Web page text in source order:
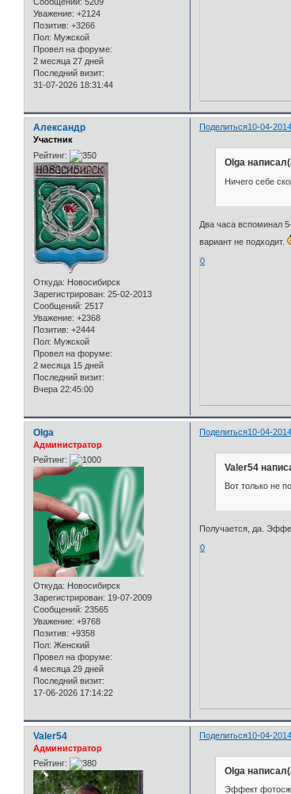
Уважение: +2124
Позитив: +3266
Пол: Мужской
Провел на форуме:
2 месяца 27 дней
Последний визит:
31-07-2026 18:31:44
Поделиться10-04-
Александр
Участник
Рейтинг:
Откуда: Новосибирск
Зарегистрирован: 25-02-2013
Сообщений: 2517
Уважение: +2368
Позитив: +2444
Пол: Мужской
Провел на форуме:
2 месяца 15 дней
Последний визит:
Вчера 22:45:00
Olga
Ничего себе
Два часа вспоминал
вариант не подходит.
0
Поделиться10-04-
Olga
Администратор
Рейтинг:
Откуда: Новосибирск
Зарегистрирован: 19-07-2009
Сообщений: 23565
Уважение: +9768
Позитив: +9358
Пол: Женский
Провел на форуме:
4 месяца 29 дней
Последний визит:
17-06-2026 17:14:22
Valer54
Вот только не
Получается, да.
0
Поделиться10-04-
Valer54
Администратор
Рейтинг:
Olga
Эффект